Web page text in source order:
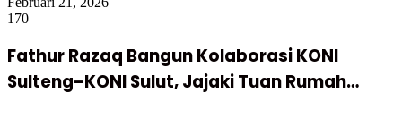
170
Fathur Razaq Bangun Kolaborasi KONI
Sulteng–KONI Sulut, Jajaki Tuan Rumah…